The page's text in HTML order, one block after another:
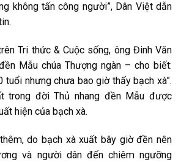
không tấn công người”, Dân Việt dẫn
Tri thức & Cuộc sống, ông Đinh Văn
Mẫu chúa Thượng ngàn – cho biết:
tuổi nhưng chưa bao giờ thấy bạch xà”.
trong đời Thủ nhang đền Mẫu được
hiện của bạch xà.
do bạch xà xuất bây giờđềnnên
và người dân đếnchiêm ngưỡng